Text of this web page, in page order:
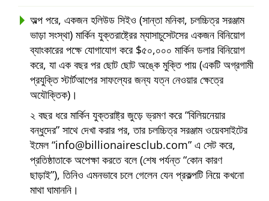
অল্প পরে, একজন হলিউড সিইও (সান্তা মনিকা, চলচ্চিত্র সরঞ্জাম
ভাড়া সংস্থা) মার্কিন যুক্তরাষ্ট্রের ম্যাসাচুসেটসের একজন বিনিয়োগ
ব্যাংকারের পক্ষে যোগাযোগ করে $৫০,০০০ মার্কিন ডলার বিনিয়োগ
করে, যা এক বছর পর ছোট ছোট অঙ্কে মুক্তি পায় (একটি অগ্রগামী
প্রযুক্তি স্টার্টআপের সাফল্যের জন্য যত্ন নেওয়ার ক্ষেত্রে
অযৌক্তিক)।
২ বছর ধরে মার্কিন যুক্তরাষ্ট্র জুড়ে ভ্রমণ করে বিলিয়নেয়ার
বন্ধুদের সাথে দেখা করার পর, তার চলচ্চিত্র সরঞ্জাম ওয়েবসাইটের
ইমেল info@billionairesclub.com এ সেট করে,
প্রতিষ্ঠাতাকে অপেক্ষা করতে বলে (শেষ পর্যন্ত কোন কারণ
ছাড়াই ), তিনিও এমনভাবে চলে গেলেন যেন প্রকল্পটি নিয়ে কখনো
মাথা ঘামাননি।